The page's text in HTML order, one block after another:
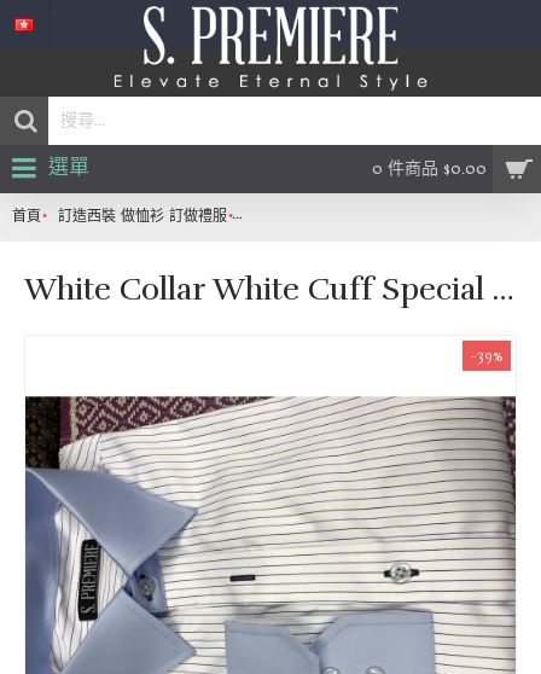
0 件商品 $0.00
選單
首頁 訂造西裝 做恤衫 訂做禮服
White Collar White Cuff Special Edition
-39%